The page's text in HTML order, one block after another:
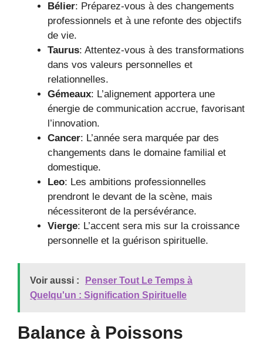
Bélier: Préparez-vous à des changements
professionnels et à une refonte des objectifs
de vie.
Taurus: Attentez-vous à des transformations
dans vos valeurs personnelles et
relationnelles.
Gémeaux: L’alignement apportera une
énergie de communication accrue, favorisant
l’innovation.
Cancer: L’année sera marquée par des
changements dans le domaine familial et
domestique.
Leo: Les ambitions professionnelles
prendront le devant de la scène, mais
nécessiteront de la persévérance.
Vierge: L’accent sera mis sur la croissance
personnelle et la guérison spirituelle.
Voir aussi :
Penser Tout Le Temps à
Quelqu'un : Signification Spirituelle
Balance à Poissons